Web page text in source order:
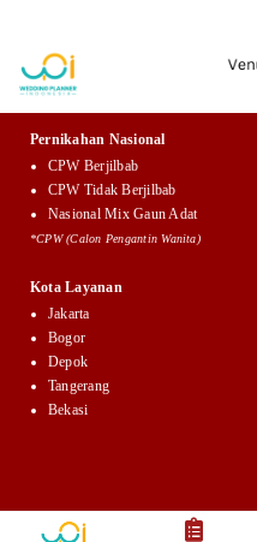
Pernikahan Nasional
CPW Berjilbab
CPW Tidak Berjilbab
Nasional Mix Gaun Adat
*CPW (Calon Pengantin Wanita)
Kota Layanan
Jakarta
Bogor
Depok
Tangerang
Bekasi